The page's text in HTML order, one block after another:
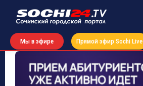
Мы в эфире Прямой эфир Sochi Live